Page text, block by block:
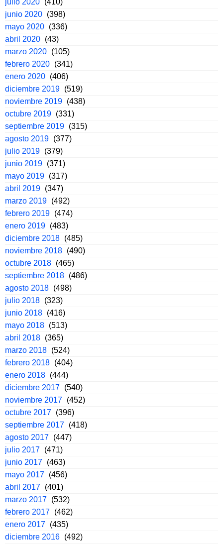
julio 2020 (410)
junio 2020 (398)
mayo 2020 (336)
abril 2020 (43)
marzo 2020 (105)
febrero 2020 (341)
enero 2020 (406)
diciembre 2019 (519)
noviembre 2019 (438)
octubre 2019 (331)
septiembre 2019 (315)
agosto 2019 (377)
julio 2019 (379)
junio 2019 (371)
mayo 2019 (317)
abril 2019 (347)
marzo 2019 (492)
febrero 2019 (474)
enero 2019 (483)
diciembre 2018 (485)
noviembre 2018 (490)
octubre 2018 (465)
septiembre 2018 (486)
agosto 2018 (498)
julio 2018 (323)
junio 2018 (416)
mayo 2018 (513)
abril 2018 (365)
marzo 2018 (524)
febrero 2018 (404)
enero 2018 (444)
diciembre 2017 (540)
noviembre 2017 (452)
octubre 2017 (396)
septiembre 2017 (418)
agosto 2017 (447)
julio 2017 (471)
junio 2017 (463)
mayo 2017 (456)
abril 2017 (401)
marzo 2017 (532)
febrero 2017 (462)
enero 2017 (435)
diciembre 2016 (492)